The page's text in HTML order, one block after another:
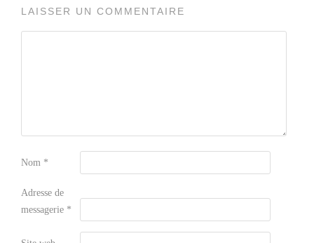
LAISSER UN COMMENTAIRE
Nom *
Adresse de
messagerie *